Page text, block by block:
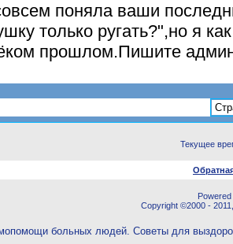
поняла ваши
только ругать?",но я
прошлом.Пишите
Текущее
Copyright ©2000 -
больных людей. Советы для